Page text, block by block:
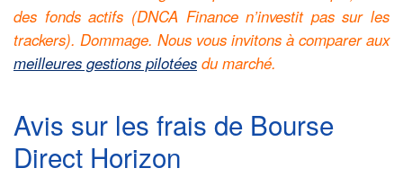
des fonds actifs (DNCA Finance n’investit pas sur les
trackers). Dommage. Nous vous invitons à comparer aux
meilleures gestions pilotées du marché.
Avis sur les frais de Bourse
Direct Horizon